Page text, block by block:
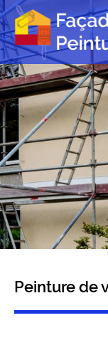
Peinture de